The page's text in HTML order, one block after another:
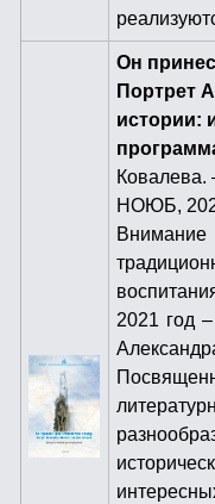
Он
Портрет
истории:
НОЮБ,
2021 год